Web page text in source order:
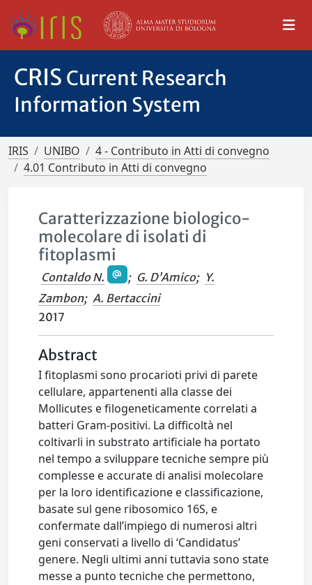
CRIS Current Research
Information System
IRIS UNIBO
4 - Contributo in Atti di convegno
4.01 Contributo in Atti di convegno
Caratterizzazione biologico-
molecolare di isolati di
fitoplasmi
Contaldo N. ; G. D’Amico; Y.
Zambon; A. Bertaccini
2017
Abstract
I fitoplasmi sono procarioti privi di parete
cellulare, appartenenti alla classe dei
Mollicutes e filogeneticamente correlati a
batteri Gram-positivi. La difficoltà nel
coltivarli in substrato artificiale ha portato
nel tempo a sviluppare tecniche sempre più
complesse e accurate di analisi molecolare
per la loro identificazione e classificazione,
basate sul gene ribosomico 16S, e
confermate dall’impiego di numerosi altri
geni conservati a livello di ‘Candidatus’
genere. Negli ultimi anni tuttavia sono state
messe a punto tecniche che permettono,